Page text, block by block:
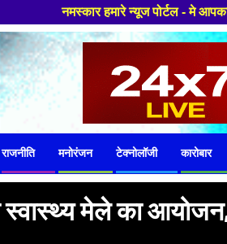
- मे आपका स्वागत हैं ,यहाँ आपको हमेशा
राजनीति मनोरंजन टेक्नोलॉजी कारोबार
मेले का